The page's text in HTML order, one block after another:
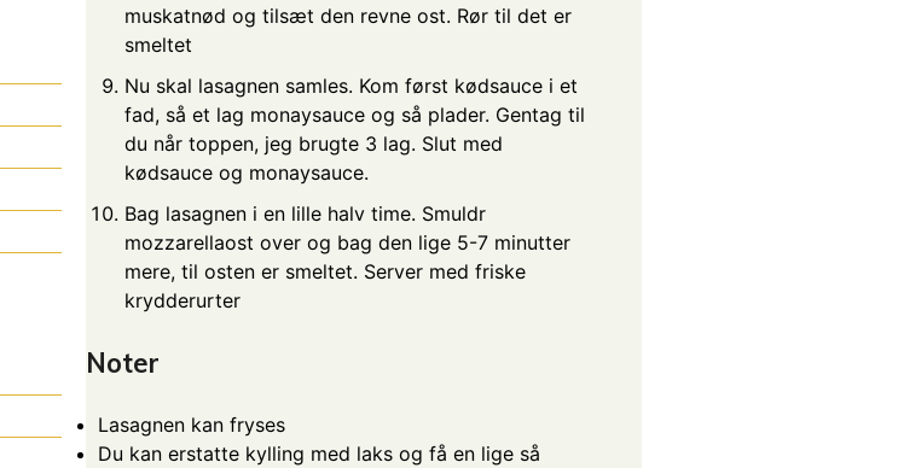
muskatnød og tilsæt den revne ost. Rør til det er
smeltet
Nu skal lasagnen samles. Kom først kødsauce i et
fad, så et lag monaysauce og så plader. Gentag til
du når toppen, jeg brugte 3 lag. Slut med
kødsauce og monaysauce.
Bag lasagnen i en lille halv time. Smuldr
mozzarellaost over og bag den lige 5-7 minutter
mere, til osten er smeltet. Server med friske
krydderurter
Noter
Lasagnen kan fryses
Du kan erstatte kylling med laks og få en lige så